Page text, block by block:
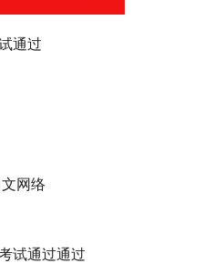
通过
网络
试通过通过